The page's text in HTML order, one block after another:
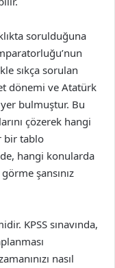
sorulduğuna
sıkça sorulan
dönemi ve Atatürk
bulmuştur. Bu
çözerek hangi
bir tablo
hangi konularda
şansınız
KPSS sınavında,
nasıl